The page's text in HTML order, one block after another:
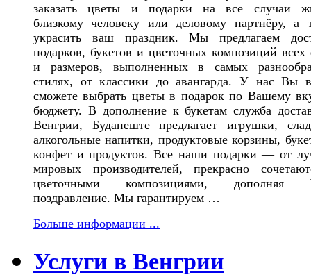
заказать цветы и подарки на все случаи
близкому человеку или деловому партнёру, а
украсить ваш праздник. Мы предлагаем
подарков, букетов и цветочных композиций
и размеров, выполненных в самых
стилях, от классики до авангарда. У нас Вы
сможете выбрать цветы в подарок по Вашему
бюджету. В дополнение к букетам служба
Венгрии, Будапеште предлагает игрушки,
алкогольные напитки, продуктовые корзины,
конфет и продуктов. Все наши подарки — от
мировых производителей, прекрасно
цветочными композициями, дополняя
поздравление. Мы гарантируем …
Больше информации ...
Услуги в Венгрии